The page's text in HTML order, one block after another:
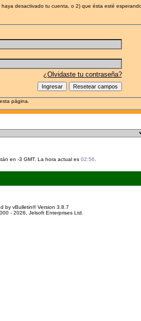
desactivado tu cuenta, o 2) que ésta esté
¿Olvidaste tu contraseña?
página.
en -3 GMT. La hora actual es 02:56
by vBulletin® Version 3.8.7
- 2026, Jelsoft Enterprises Ltd.